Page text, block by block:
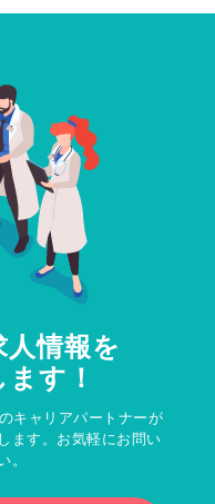
情報を
す！
キャリアパートナーが
ます。お気軽にお問い
。